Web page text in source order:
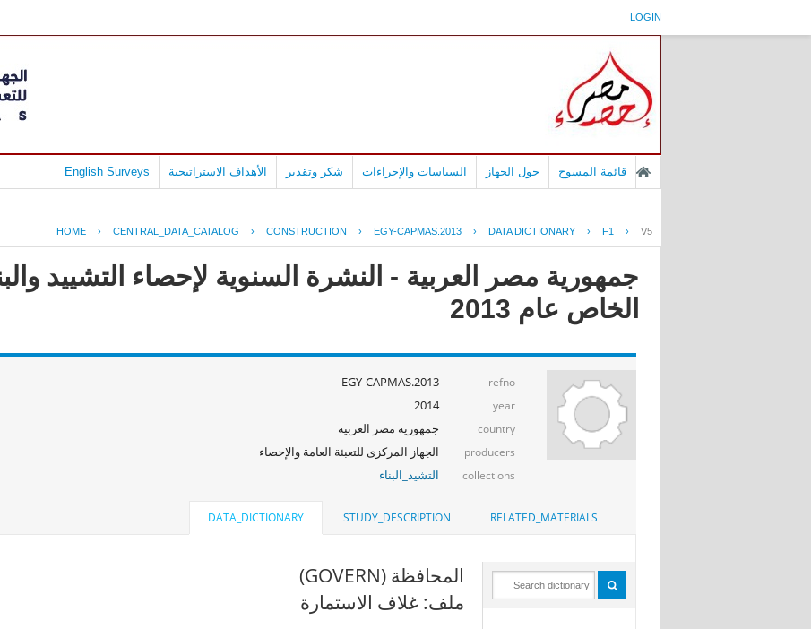
LOGIN
قائمة المسوح حول الجهاز السياسات والإجراءات شكر وتقدير الأهداف الاستراتيجية English Surveys
HOME › CENTRAL_DATA_CATALOG › CONSTRUCTION › EGY-CAPMAS.2013 › DATA DICTIONARY › F1 › V5
جمهورية مصر العربية - النشرة السنوية لإحصاء التشييد
الخاص عام 2013
refno
EGY-CAPMAS.2013
year
2014
country جمهورية مصر العربية
producers الجهاز المركزى للتعبئة العامة والإحصاء
collections التشيد_البناء
RELATED_MATERIALS
STUDY_DESCRIPTION
DATA_DICTIONARY
المحافظة (GOVERN)
ملف: غلاف الاستمارة